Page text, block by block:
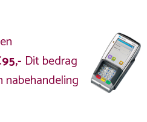
Dit bedrag
nabehandeling